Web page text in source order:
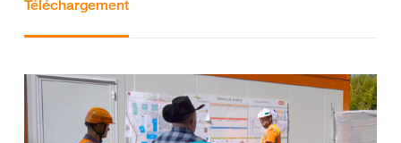
Téléchargement